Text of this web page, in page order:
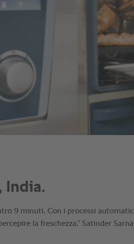
India.
9 minuti. Con i processi
la freschezza.” Satinder